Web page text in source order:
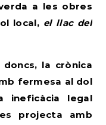
a les obres
local, el llac del
la crònica
fermesa al dol
ineficàcia legal
projecta amb